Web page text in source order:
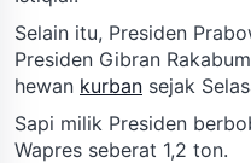
Selain itu, Presiden
Presiden Gibran
hewan kurban sejak
Sapi milik Presiden
Wapres seberat 1,2 ton.